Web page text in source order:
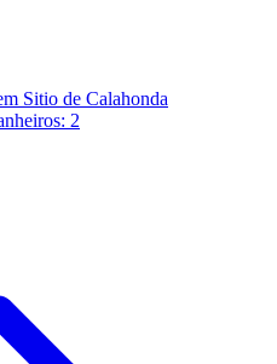
Sitio de Calahonda
2